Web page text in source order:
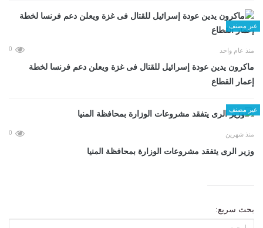
غير مصنف
منذ عام واحد 0
ماكرون يدين عودة إسرائيل للقتال فى غزة ويعلن دعم فرنسا لخطة
إعمار القطاع
غير مصنف
منذ شهرين 0
وزير الرى يتفقد مشروعات الوزارة بمحافظة المنيا
بحث سريع: